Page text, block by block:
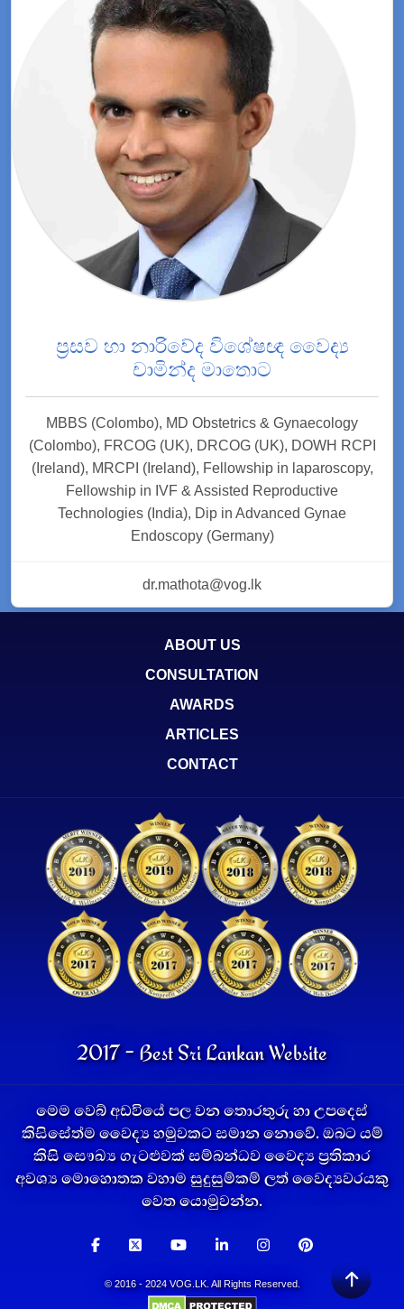
ප්‍රසව හා නාරිවේද විශේෂඥ වෛද්‍ය
චාමින්ද මාතොට
MBBS (Colombo), MD Obstetrics & Gynaecology
(Colombo), FRCOG (UK), DRCOG (UK), DOWH RCPI
(Ireland), MRCPI (Ireland), Fellowship in laparoscopy,
Fellowship in IVF & Assisted Reproductive
Technologies (India), Dip in Advanced Gynae
Endoscopy (Germany)
dr.mathota@vog.lk
ABOUT US
CONSULTATION
AWARDS
ARTICLES
CONTACT
2017 - Best Sri Lankan Website
මෙම වෙබ් අඩවියේ පල වන තොරතුරු හා උපදෙස්
කිසිසේත්ම වෛද්‍ය හමුවකට සමාන නොවේ. ඔබට යම්
කිසි සෞඛ්‍ය ගැටළුවක් සම්බන්ධව වෛද්‍ය ප්‍රතිකාර
අවශ්‍ය මොහොතක වහාම සුදුසුම්කම් ලත් වෛද්‍යවරයකු
වෙත යොමුවන්න.
© 2016 - 2024 VOG.LK. All Rights Reserved.